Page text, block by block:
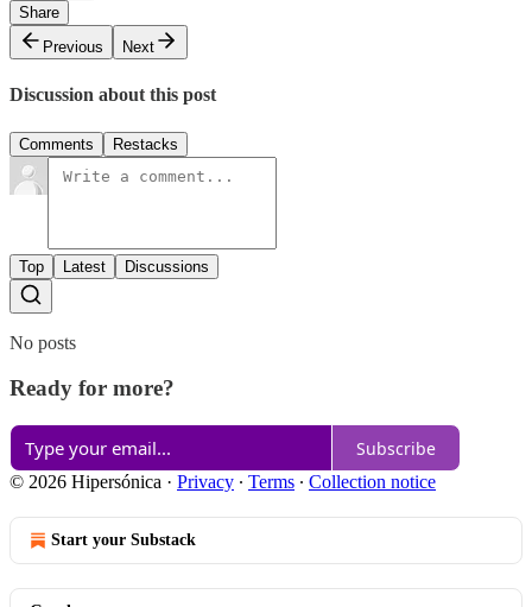
Share
Previous
Next
Discussion about this post
Comments Restacks
Top Latest Discussions
No posts
Ready for more?
Subscribe
© 2026 Hipersónica · Privacy ∙ Terms ∙ Collection notice
Start your Substack